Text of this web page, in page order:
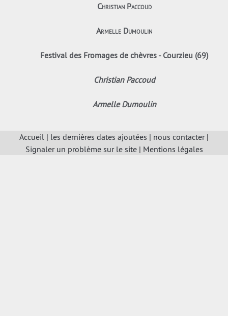
Christian Paccoud
Armelle Dumoulin
Festival des Fromages de chèvres - Courzieu (69)
Christian Paccoud
Armelle Dumoulin
Accueil | les dernières dates ajoutées | nous contacter|
Signaler un problème sur le site| Mentions légales